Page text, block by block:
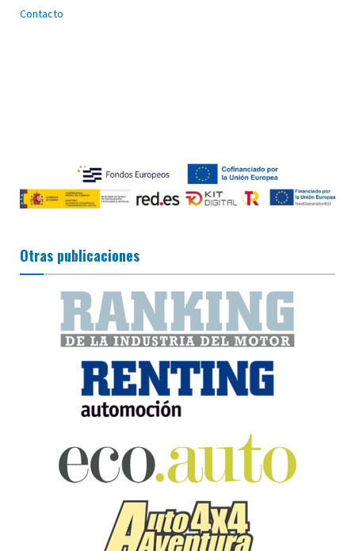
Contacto
Otras publicaciones